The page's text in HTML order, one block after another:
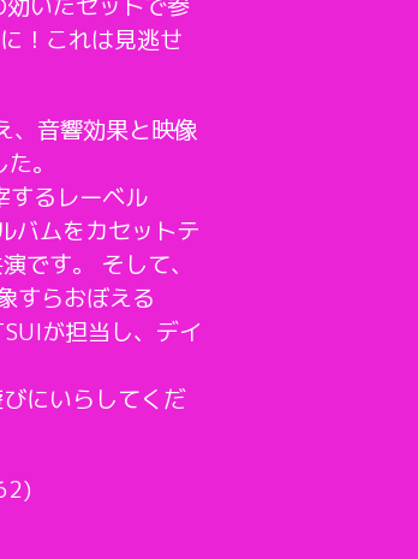
！これは見逃せ
、音響効果と映像
。
するレーベル
バムをカセットテ
です。 そして、
すらおぼえる
が担当し、デイ
にいらしてくだ